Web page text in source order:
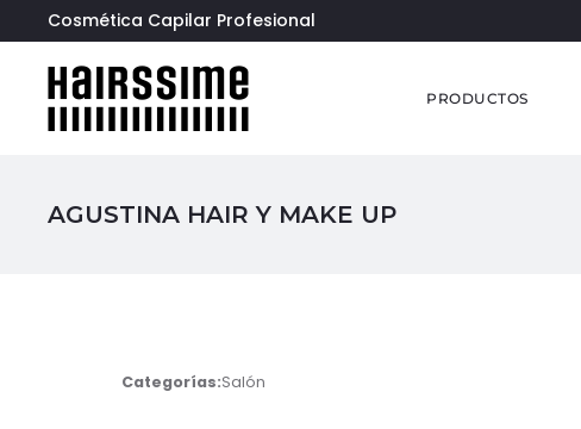
Cosmética Capilar Profesional
PRODUCTOS
AGUSTINA HAIR Y MAKE UP
Categorías:Salón